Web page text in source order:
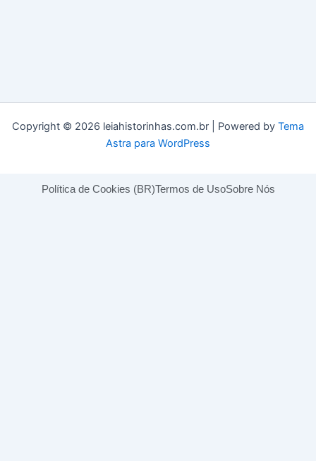
Copyright © 2026 leiahistorinhas.com.br | Powered by Tema
Astra para WordPress
Política de Cookies (BR)Termos de UsoSobre Nós